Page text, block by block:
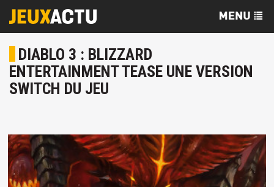
DIABLO 3 : BLIZZARD
ENTERTAINMENT TEASE UNE VERSION
SWITCH DU JEU